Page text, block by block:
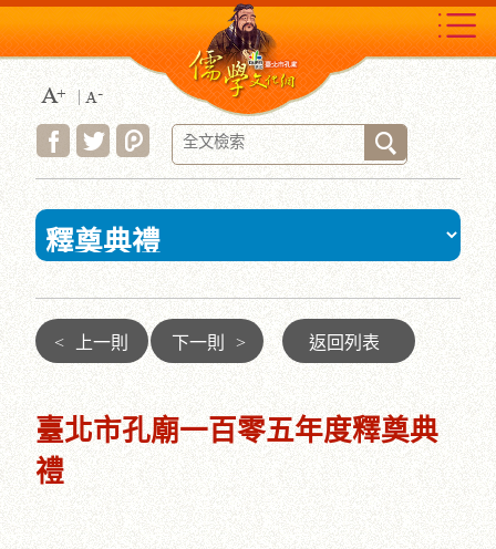
到
主
要
內
容
區
塊
:::
< 上一則 下一則 > 返回列表
臺北市孔廟一百零五年度釋奠典
禮